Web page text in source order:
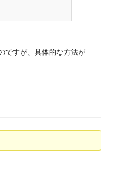
ですが、具体的な方法が